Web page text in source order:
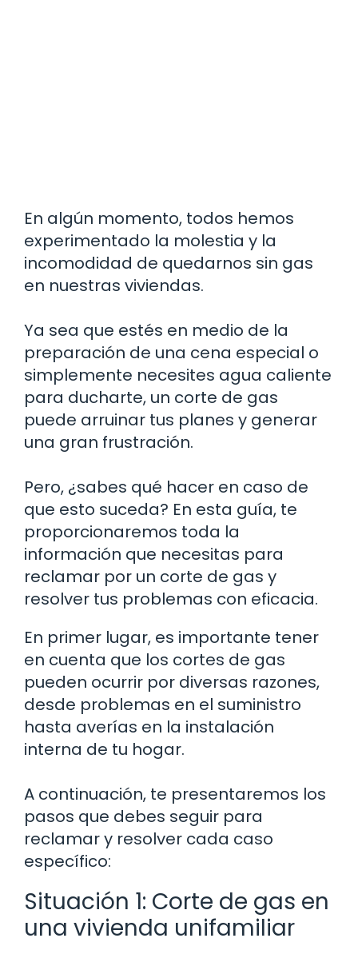
En algún momento, todos hemos
experimentado la molestia y la
incomodidad de quedarnos sin gas
en nuestras viviendas.
Ya sea que estés en medio de la
preparación de una cena especial o
simplemente necesites agua caliente
para ducharte, un corte de gas
puede arruinar tus planes y generar
una gran frustración.
Pero, ¿sabes qué hacer en caso de
que esto suceda? En esta guía, te
proporcionaremos toda la
información que necesitas para
reclamar por un corte de gas y
resolver tus problemas con eficacia.
En primer lugar, es importante tener
en cuenta que los cortes de gas
pueden ocurrir por diversas razones,
desde problemas en el suministro
hasta averías en la instalación
interna de tu hogar.
A continuación, te presentaremos los
pasos que debes seguir para
reclamar y resolver cada caso
específico:
Situación 1: Corte de gas en
una vivienda unifamiliar